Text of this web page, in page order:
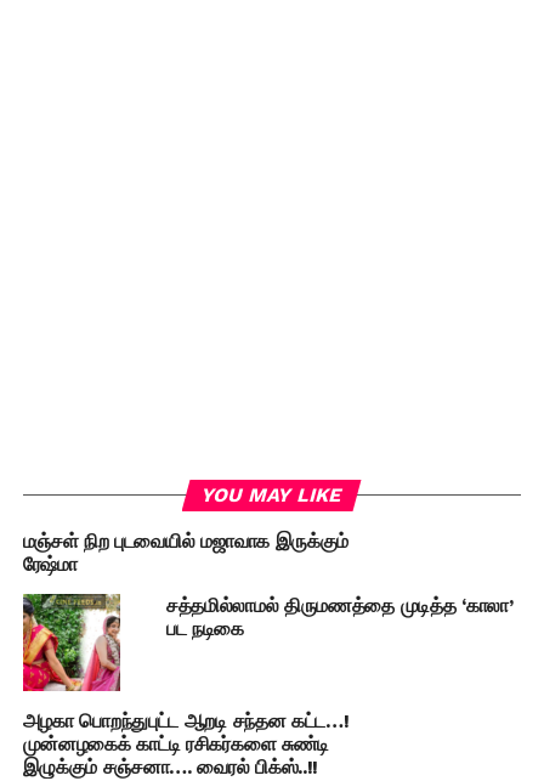
YOU MAY LIKE
மஞ்சள் நிற புடவையில் மஜாவாக இருக்கும்
ரேஷ்மா
சத்தமில்லாமல் திருமணத்தை முடித்த ‘காலா’
பட நடிகை
அழகா பொறந்துபுட்ட ஆறடி சந்தன கட்ட…!
முன்னழகைக் காட்டி ரசிகர்களை சுண்டி
இழுக்கும் சஞ்சனா…. வைரல் பிக்ஸ்..!!